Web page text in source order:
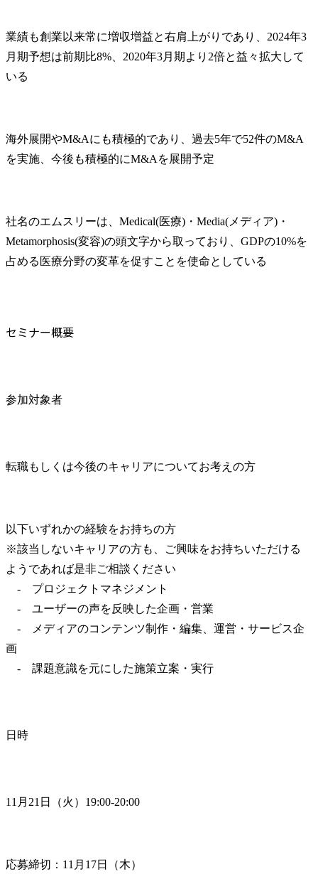
業績も創業以来常に増収増益と右肩上がりであり、2024年3
月期予想は前期比8%、2020年3月期より2倍と益々拡大して
いる
海外展開やM&Aにも積極的であり、過去5年で52件のM&A
を実施、今後も積極的にM&Aを展開予定
社名のエムスリーは、Medical(医療)・Media(メディア)・
Metamorphosis(変容)の頭文字から取っており、GDPの10%を
占める医療分野の変革を促すことを使命としている
セミナー概要
参加対象者
転職もしくは今後のキャリアについてお考えの方
以下いずれかの経験をお持ちの方
※該当しないキャリアの方も、ご興味をお持ちいただける
ようであれば是非ご相談ください
-　プロジェクトマネジメント
-　ユーザーの声を反映した企画・営業
-　メディアのコンテンツ制作・編集、運営・サービス企
画
-　課題意識を元にした施策立案・実行
日時
11月21日（火）19:00-20:00
応募締切：11月17日（木）